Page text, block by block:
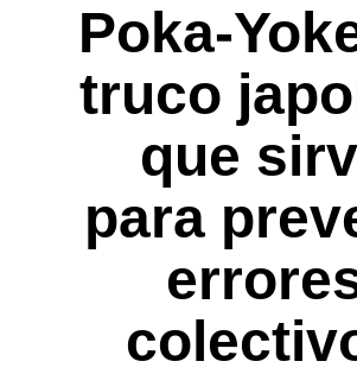
Poka-
truco
que
para